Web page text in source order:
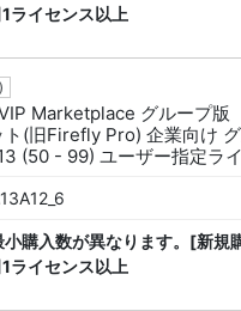
ライセンス以上
Marketplace グループ版
(旧Firefly Pro) 企業向け
(50 - 99) ユーザー指定ラ
購入数が異なります。[新規
ライセンス以上